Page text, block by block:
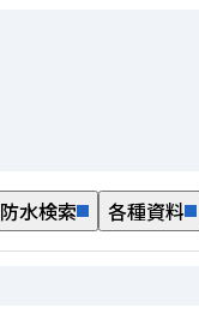
防水検索 各種資料